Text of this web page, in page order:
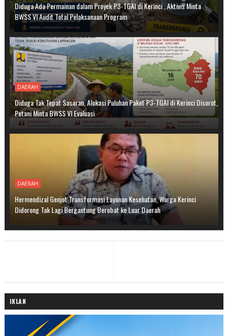
Diduga Ada Permainan dalam Proyek P3-TGAI di Kerinci , Aktivis Minta
BWSS VI Audit Total Pelaksanaan Program
DAERAH
Diduga Tak Tepat Sasaran, Alokasi Puluhan Paket P3-TGAI di Kerinci Disorot,
Petani Minta BWSS VI Evaluasi
DAERAH
Hermendizal Genjot Transformasi Layanan Kesehatan, Warga Kerinci
Didorong Tak Lagi Bergantung Berobat ke Luar Daerah
IKLAN